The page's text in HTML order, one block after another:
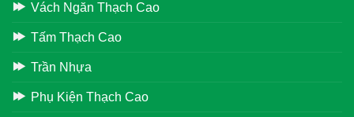
Vách Ngăn Thạch Cao
Tấm Thạch Cao
Trần Nhựa
Phụ Kiện Thạch Cao